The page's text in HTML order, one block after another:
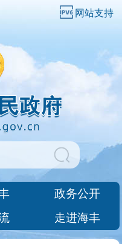
网站支持
政务公开
走进海丰